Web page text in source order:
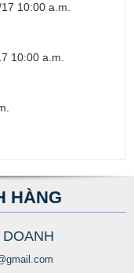
10:00 a.m.
10:00 a.m.
HÀNG